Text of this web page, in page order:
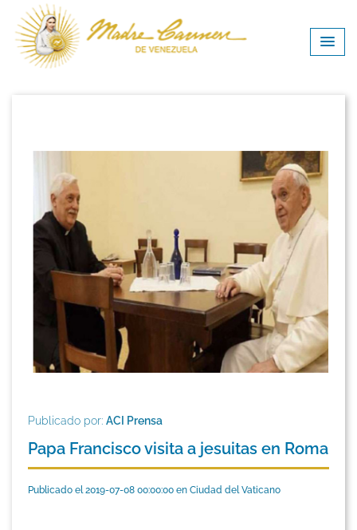
Publicado por: ACI Prensa
Papa Francisco visita a jesuitas en Roma
Publicado el 2019-07-08 00:00:00 en Ciudad del Vaticano